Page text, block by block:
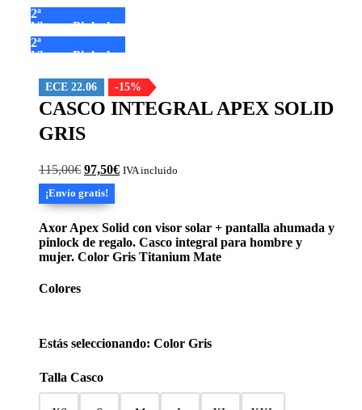
2ª
Visera+Pinlock
2ª
Visera+Pinlock
ECE 22.06 -15%
CASCO INTEGRAL APEX SOLID
GRIS
115,00€ El
precio
original
era:
115,00€.
97,50€El
97,50€.
IVA incluido
¡Envío gratis!
Axor Apex Solid con visor solar + pantalla ahumada y
pinlock de regalo. Casco integral para hombre y
mujer. Color Gris Titanium Mate
Colores
Estás seleccionando: Color Gris
Talla Casco